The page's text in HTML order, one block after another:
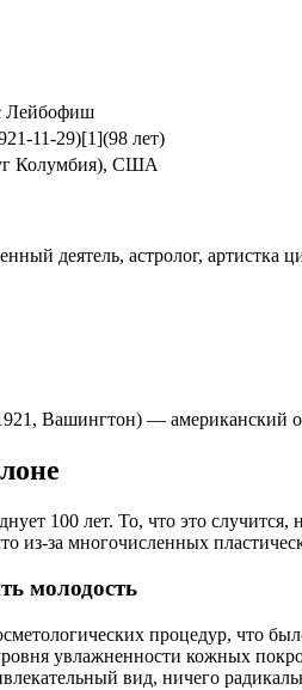
Лейбофиш
11-29)[1](98 лет)
Колумбия), США
деятель, астролог, артистка
Вашингтон) — американский
100 лет. То, что это
за многочисленных
молодость
процедур, что
увлажненности кожных
вид, ничего